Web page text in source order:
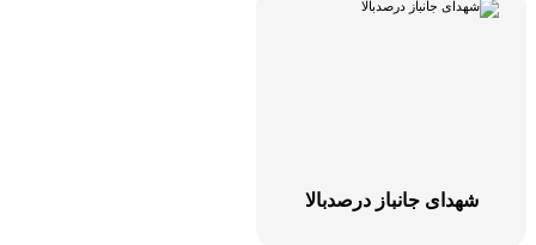
شهدای جانباز درصدبالا